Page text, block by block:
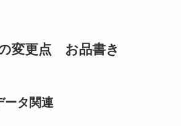
変更点 お品書き
ータ関連